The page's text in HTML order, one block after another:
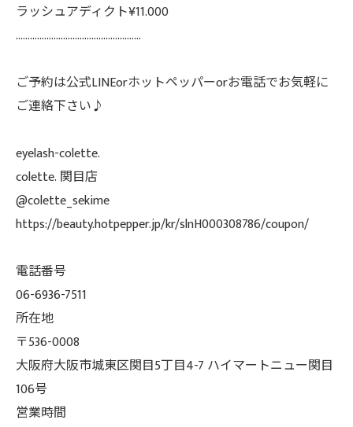
ラッシュアディクト¥11.000
.....................................................
ご予約は公式LINEorホットペッパーorお電話でお気軽に
ご連絡下さい♪
eyelash-colette.
colette. 関目店
@colette_sekime
https://beauty.hotpepper.jp/kr/slnH000308786/coupon/
電話番号
06-6936-7511
所在地
〒536-0008
大阪府大阪市城東区関目5丁目4-7 ハイマートニュー関目
106号
営業時間